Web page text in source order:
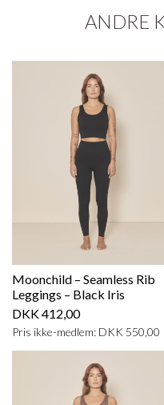
ANDRE
Moonchild – Seamless Rib
Leggings – Black Iris
DKK 412,00
Pris ikke-medlem: DKK 550,00